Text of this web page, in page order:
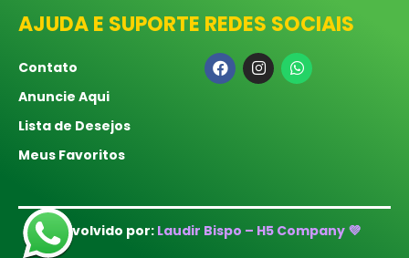
AJUDA E SUPORTE
Contato
Anuncie Aqui
Lista de Desejos
Meus Favoritos
REDES SOCIAIS
Desenvolvido por: Laudir Bispo – H5 Company 💜